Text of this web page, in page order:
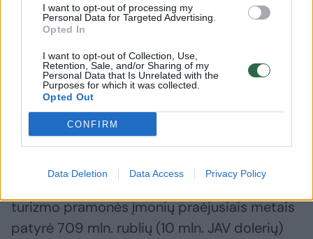
I want to opt-out of processing my
Personal Data for Targeted Advertising.
Opted In
I want to opt-out of Collection, Use,
Retention, Sale, and/or Sharing of my
Personal Data that Is Unrelated with the
Purposes for which it was collected.
Opted Out
CONFIRM
Data Deletion Data Access Privacy Policy
grįžo, nes, Rusijos vyriausybės duomenimis,
rekordinis skaičius – 9,4 mln. – rusų pasirinko
vasaroti Kryme.
Tik Rusijos sukeltas karas gali įstumti šią
gyvybiškai svarbią Krymo turizmo ir paslaugų
sritį į gilią finansinę duobę.
turizmo pramonės įmonių praėjusiais metais
patyrė 709 mln. rublių (10 mln. JAV dolerių)